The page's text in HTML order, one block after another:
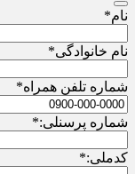
نام*
نام خانوادگی*
شماره تلفن همراه*
شماره پرسنلی:*
کدملی:*